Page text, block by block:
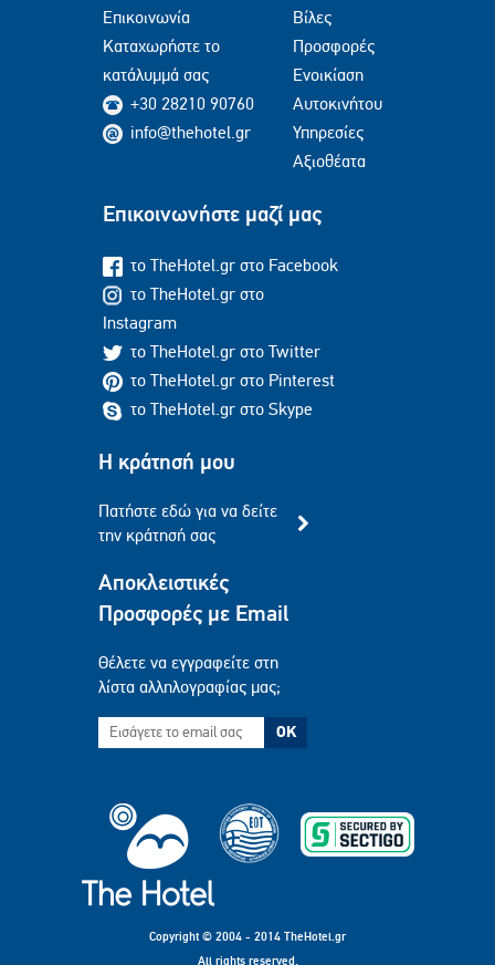
Επικοινωνία
Καταχωρήστε το
κατάλυμμά σας
+30 28210 90760
info@thehotel.gr
Βίλες
Προσφορές
Ενοικίαση
Αυτοκινήτου
Υπηρεσίες
Αξιοθέατα
Επικοινωνήστε μαζί μας
το TheHotel.gr στο Facebook
το TheHotel.gr στο
Instagram
το TheHotel.gr στο Twitter
το TheHotel.gr στο Pinterest
το TheHotel.gr στο Skype
Η κράτησή μου
Πατήστε εδώ για να δείτε
την κράτησή σας
Αποκλειστικές
Προσφορές με Email
Θέλετε να εγγραφείτε στη
λίστα αλληλογραφίας μας;
OK
Copyright © 2004 - 2014 TheHotel.gr
All rights reserved.